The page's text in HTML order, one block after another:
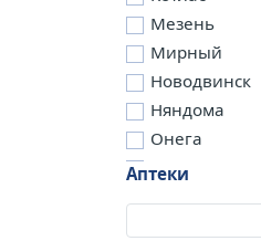
Мезень
Мирный
Новодвинск
Няндома
Онега
Северодвинск
Аптеки